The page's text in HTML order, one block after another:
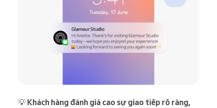
💡 Khách hàng đánh giá cao sự giao tiếp rõ ràng,